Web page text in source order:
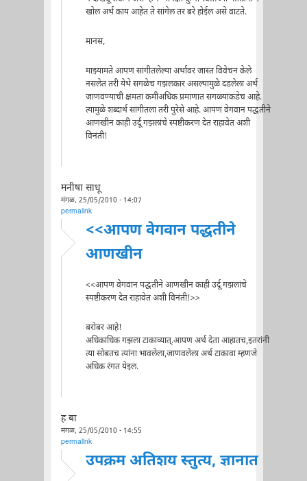
खोल अर्थ काय आहेत ते सांगेल तर बरे होईल असे वाटते.
मानस,
माझ्यामते आपण सांगीतलेल्या अर्थावर जास्त विवेचन केले
नसलेत तरी येथे सगळेच गझलकार असल्यामुळे दडलेला अर्थ
जाणवण्याची क्षमता कमीअधिक प्रमाणात सगळ्यांकडेच आहे.
त्यामुळे शब्दार्थ सांगीतला तरी पुरेसे आहे. आपण वेगवान पद्धतीने
आणखीन काही उर्दू गझलांचे स्पष्टीकरण देत राहावेत अशी
विनंती!
मनीषा साधू
मंगळ, 25/05/2010 - 14:07
permalink
<<आपण वेगवान पद्धतीने
आणखीन
<<आपण वेगवान पद्धतीने आणखीन काही उर्दू गझलांचे
स्पष्टीकरण देत राहावेत अशी विनंती!>>
बरोबर आहे!
अधिकाधिक गझला टाकाव्यात्.आपण अर्थ देता आहातच,इतरांनी
त्या सोबतच त्यांना भावलेला,जाणवलेला अर्थ टाकावा म्हणजे
अधिक रंगत येइल.
ह बा
मंगळ, 25/05/2010 - 14:55
permalink
उपक्रम अतिशय स्तुत्य, ज्ञानात